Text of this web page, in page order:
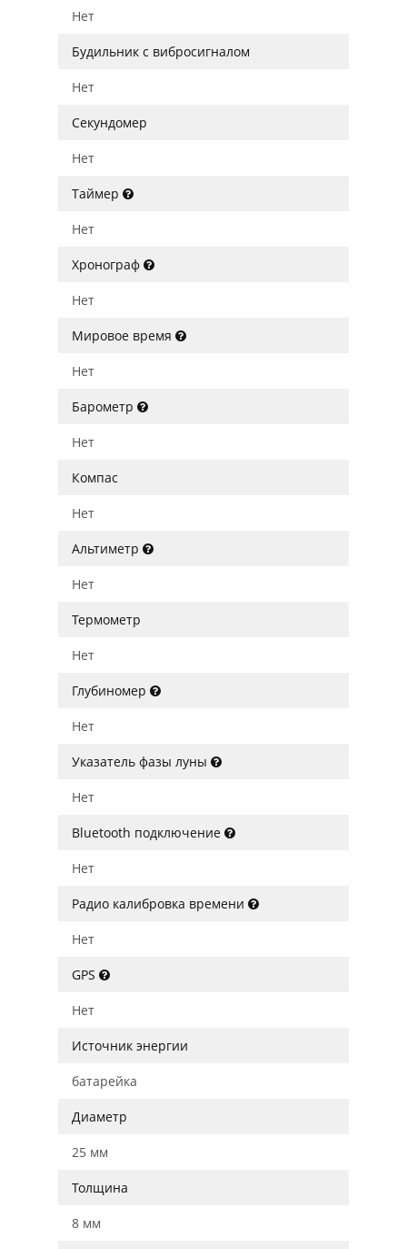
Нет
Будильник с вибросигналом
Нет
Секундомер
Нет
Таймер
Нет
Хронограф
Нет
Мировое время
Нет
Барометр
Нет
Компас
Нет
Альтиметр
Нет
Термометр
Нет
Глубиномер
Нет
Указатель фазы луны
Нет
Bluetooth подключение
Нет
Радио калибровка времени
Нет
GPS
Нет
Источник энергии
батарейка
Диаметр
25 мм
Толщина
8 мм